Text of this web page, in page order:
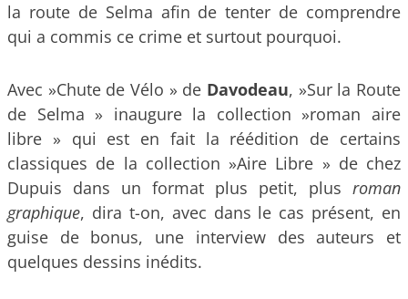
la route de Selma afin de tenter de comprendre
qui a commis ce crime et surtout pourquoi.
Avec »Chute de Vélo » de Davodeau, »Sur la Route
de Selma » inaugure la collection »roman aire
libre » qui est en fait la réédition de certains
classiques de la collection »Aire Libre » de chez
Dupuis dans un format plus petit, plus roman
graphique, dira t-on, avec dans le cas présent, en
guise de bonus, une interview des auteurs et
quelques dessins inédits.